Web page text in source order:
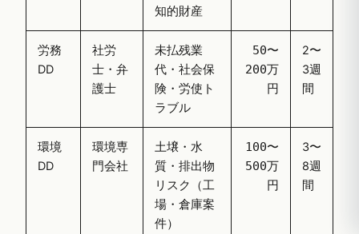
知的財産
労務
DD
社労
士・弁
護士
未払残業
代・社会保
険・労使ト
ラブル
50〜
200万
円
2〜
3週
間
環境
DD
環境専
門会社
土壌・水
質・排出物
リスク（工
場・倉庫案
件）
100〜
500万
円
3〜
8週
間